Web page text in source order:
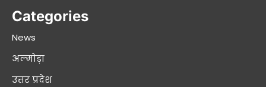
Categories
News
अल्मोड़ा
उत्तर प्रदेश